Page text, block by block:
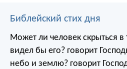
Библейский стих дня
Может ли человек скрыться в
видел бы его? говорит
небо и землю? говорит